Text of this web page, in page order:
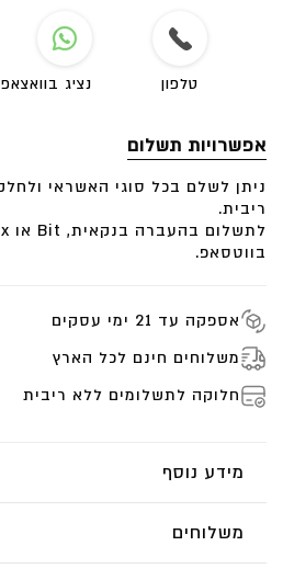
טלפון נציג בוואצאפ
אפשרויות תשלום
ריבית.
בווטסאפ.
אספקה עד 21 ימי עסקים
משלוחים חינם לכל הארץ
חלוקה לתשלומים ללא ריבית
מידע נוסף
משלוחים